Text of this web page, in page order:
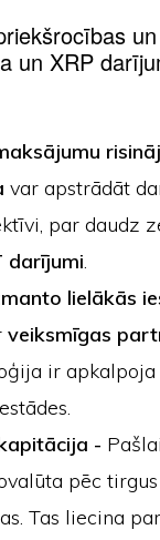
un XRP
var apstrādāt
par daudz
darījumi.
lielākās
veiksmīgas
ir apkalpoja
-
pēc tirgus
Tas liecina